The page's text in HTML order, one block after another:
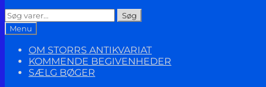
Søg
efter:
Søg
Menu
OM STORRS ANTIKVARIAT
KOMMENDE BEGIVENHEDER
SÆLG BØGER